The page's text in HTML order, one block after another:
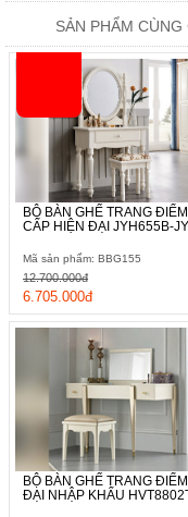
SẢN PHẨM
BỘ BÀN GHẾ TRANG
CẤP HIỆN ĐẠI JYH655B-
Mã sản phẩm: BBG155
6.705.000đ
12.700.000đ
BỘ BÀN GHẾ TRANG
ĐẠI NHẬP KHẨU